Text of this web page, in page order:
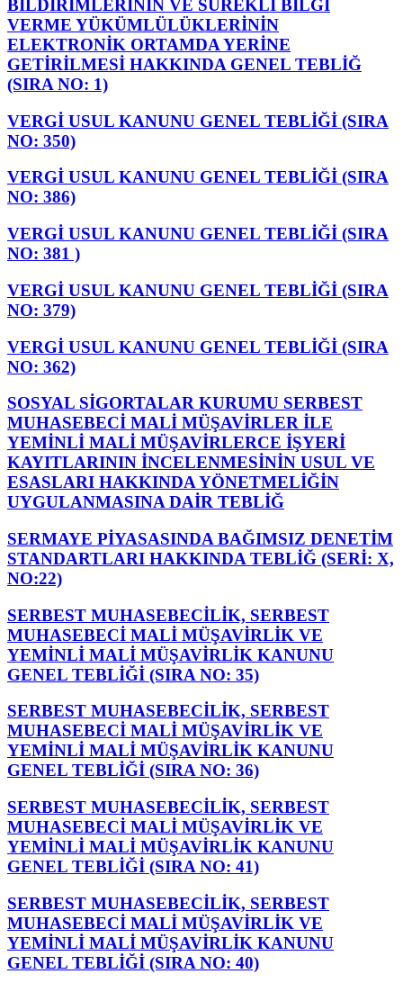
BİLDİRİMLERİNİN VE SÜREKLİ BİLGİ
VERME YÜKÜMLÜLÜKLERİNİN
ELEKTRONİK ORTAMDA YERİNE
GETİRİLMESİ HAKKINDA GENEL TEBLİĞ
(SIRA NO: 1)
VERGİ USUL KANUNU GENEL TEBLİĞİ (SIRA
NO: 350)
VERGİ USUL KANUNU GENEL TEBLİĞİ (SIRA
NO: 386)
VERGİ USUL KANUNU GENEL TEBLİĞİ (SIRA
NO: 381 )
VERGİ USUL KANUNU GENEL TEBLİĞİ (SIRA
NO: 379)
VERGİ USUL KANUNU GENEL TEBLİĞİ (SIRA
NO: 362)
SOSYAL SİGORTALAR KURUMU SERBEST
MUHASEBECİ MALİ MÜŞAVİRLER İLE
YEMİNLİ MALİ MÜŞAVİRLERCE İŞYERİ
KAYITLARININ İNCELENMESİNİN USUL VE
ESASLARI HAKKINDA YÖNETMELİĞİN
UYGULANMASINA DAİR TEBLİĞ
SERMAYE PİYASASINDA BAĞIMSIZ DENETİM
STANDARTLARI HAKKINDA TEBLİĞ (SERİ: X,
NO:22)
SERBEST MUHASEBECİLİK, SERBEST
MUHASEBECİ MALİ MÜŞAVİRLİK VE
YEMİNLİ MALİ MÜŞAVİRLİK KANUNU
GENEL TEBLİĞİ (SIRA NO: 35)
SERBEST MUHASEBECİLİK, SERBEST
MUHASEBECİ MALİ MÜŞAVİRLİK VE
YEMİNLİ MALİ MÜŞAVİRLİK KANUNU
GENEL TEBLİĞİ (SIRA NO: 36)
SERBEST MUHASEBECİLİK, SERBEST
MUHASEBECİ MALİ MÜŞAVİRLİK VE
YEMİNLİ MALİ MÜŞAVİRLİK KANUNU
GENEL TEBLİĞİ (SIRA NO: 41)
SERBEST MUHASEBECİLİK, SERBEST
MUHASEBECİ MALİ MÜŞAVİRLİK VE
YEMİNLİ MALİ MÜŞAVİRLİK KANUNU
GENEL TEBLİĞİ (SIRA NO: 40)